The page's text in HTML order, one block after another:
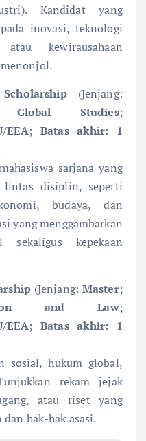
Kandidat yang
inovasi, teknologi
kewirausahaan
menonjol.
(Jenjang:
Global Studies;
EEA;Batas akhir: 1
sarjana yang
disiplin, seperti
budaya, dan
yang menggambarkan
sekaligus kepekaan
(Jenjang: Master;
and Law;
EEA;Batas akhir: 1
sosial, hukum global,
rekam jejak
atau riset yang
hak-hak asasi.